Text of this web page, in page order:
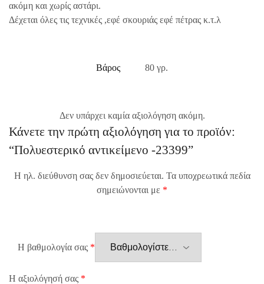
ακόμη και χωρίς αστάρι.
Δέχεται όλες τις τεχνικές ,εφέ σκουριάς εφέ πέτρας κ.τ.λ
Βάρος 80 γρ.
Δεν υπάρχει καμία αξιολόγηση ακόμη.
Κάνετε την πρώτη αξιολόγηση για το προϊόν:
“Πολυεστερικό αντικείμενο -23399”
Η ηλ. διεύθυνση σας δεν δημοσιεύεται. Τα υποχρεωτικά πεδία
σημειώνονται με *
Η βαθμολογία σας *
Η αξιολόγησή σας *